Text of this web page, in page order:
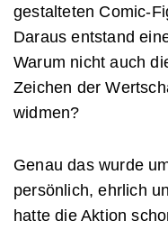
gestalteten Comic-
Daraus entstand
Warum nicht auch
Zeichen der
widmen?
Genau das wurde
persönlich, ehrlich
hatte die Aktion